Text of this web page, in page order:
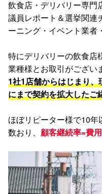
飲食店・デリバリー専門
議員レポート＆選挙関連
ーニング・イベント業者
特にデリバリーの飲食店
業種様とお取引がござい
1社1店舗からはじまり
にまで契約を拡大したご
ほぼリピーター様で10
数おり、 顧客継続率=費